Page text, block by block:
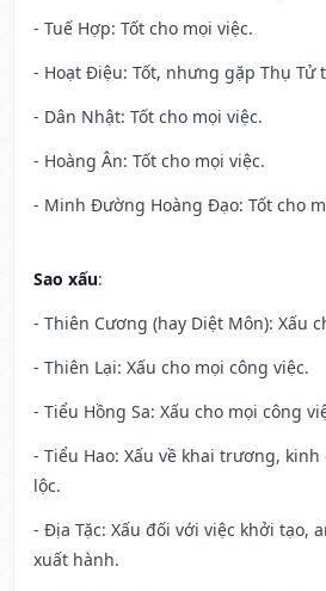
- Tuế Hợp: Tốt cho mọi việc.
- Hoạt Điệu: Tốt, nhưng gặp Thụ Tử
- Dân Nhật: Tốt cho mọi việc.
- Hoàng Ân: Tốt cho mọi việc.
- Minh Đường Hoàng Đạo: Tốt cho
Sao xấu:
- Thiên Cương (hay Diệt Môn): Xấu
- Thiên Lại: Xấu cho mọi công việc.
- Tiểu Hồng Sa: Xấu cho mọi công
- Tiểu Hao: Xấu về khai trương,
lộc.
- Địa Tặc: Xấu đối với việc khởi tạo,
xuất hành.